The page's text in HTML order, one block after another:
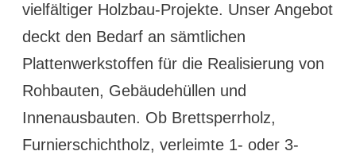
vielfältiger Holzbau-Projekte. Unser Angebot
deckt den Bedarf an sämtlichen
Plattenwerkstoffen für die Realisierung von
Rohbauten, Gebäudehüllen und
Innenausbauten. Ob Brettsperrholz,
Furnierschichtholz, verleimte 1- oder 3-